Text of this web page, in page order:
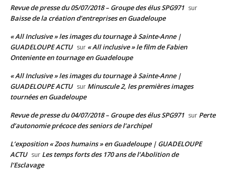
Revue de presse du 05/07/2018 – Groupe des élus SPG971 sur
Baisse de la création d’entreprises en Guadeloupe
« All Inclusive » les images du tournage à Sainte-Anne |
GUADELOUPE ACTU sur « All inclusive » le film de Fabien
Onteniente en tournage en Guadeloupe
« All Inclusive » les images du tournage à Sainte-Anne |
GUADELOUPE ACTU sur Minuscule 2, les premières images
tournées en Guadeloupe
Revue de presse du 04/07/2018 – Groupe des élus SPG971 sur Perte
d’autonomie précoce des seniors de l’archipel
L’exposition « Zoos humains » en Guadeloupe | GUADELOUPE
ACTU sur Les temps forts des 170 ans de l’Abolition de
l’Esclavage